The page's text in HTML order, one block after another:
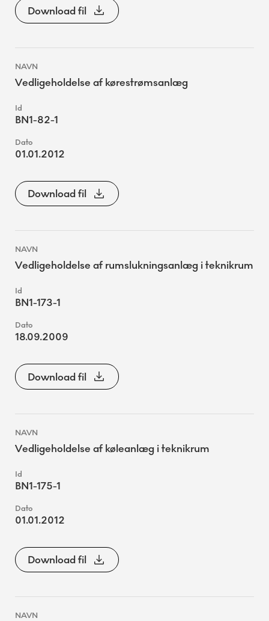
Download fil
Vedligeholdelse af kørestrømsanlæg
BN1-82-1
01.01.2012
Download fil
Vedligeholdelse af rumslukningsanlæg i teknikrum
BN1-173-1
18.09.2009
Download fil
Vedligeholdelse af køleanlæg i teknikrum
BN1-175-1
01.01.2012
Download fil